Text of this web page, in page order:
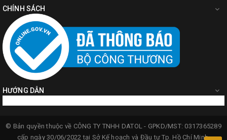
CHÍNH SÁCH
HƯỚNG DẪN
© Bản quyền thuộc về CÔNG TY TNHH DATOL - GPKD/MST: 0317365289
cấp ngày 30/06/2022 tại Sở Kế hoạch và Đầu tư Tp. Hồ Chí Minh.